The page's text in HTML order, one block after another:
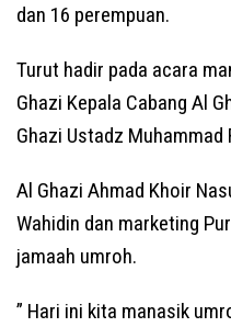
dan 16 perempuan.
Turut hadir pada acara
Ghazi Kepala Cabang Al
Ghazi Ustadz Muhammad
Al Ghazi Ahmad Khoir
Wahidin dan marketing
jamaah umroh.
” Hari ini kita manasik